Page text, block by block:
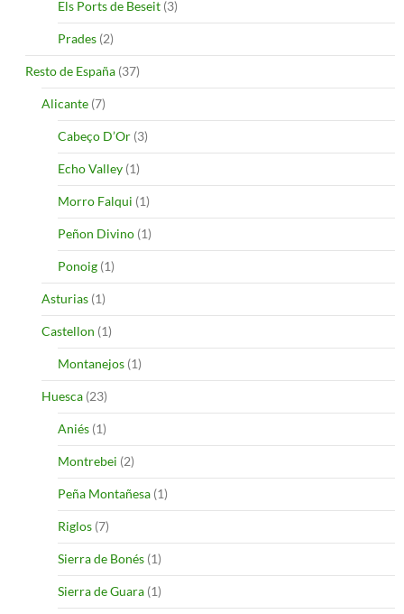
Els Ports de Beseit (3)
Prades (2)
Resto de España (37)
Alicante (7)
Cabeço D’Or (3)
Echo Valley (1)
Morro Falqui (1)
Peñon Divino (1)
Ponoig (1)
Asturias (1)
Castellon (1)
Montanejos (1)
Huesca (23)
Aniés (1)
Montrebei (2)
Peña Montañesa (1)
Riglos (7)
Sierra de Bonés (1)
Sierra de Guara (1)